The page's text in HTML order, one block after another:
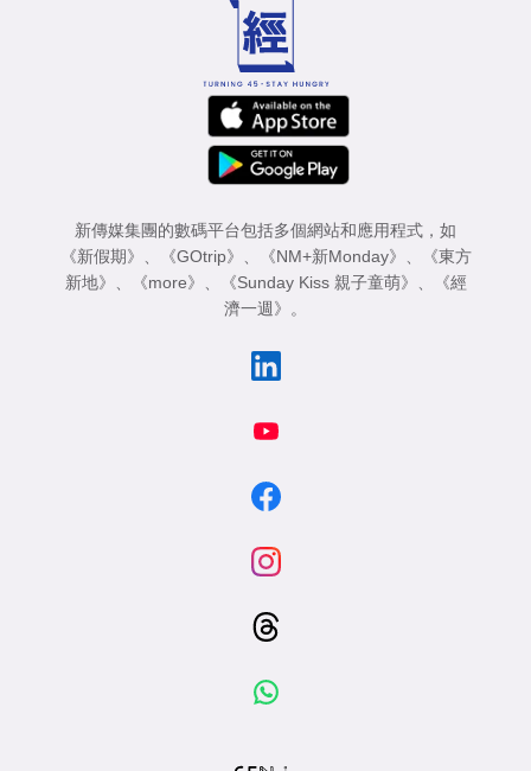
新傳媒集團的數碼平台包括多個網站和應用程式，如
《新假期》 、 《GOtrip》 、 《NM+新Monday》 、
《東方
新地》 、 《more》 、 《Sunday Kiss 親子童萌》 、
《經
濟一週》 。